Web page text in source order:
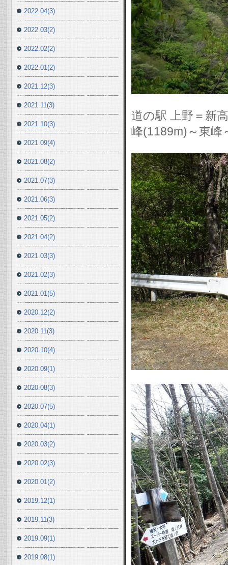
道の駅 上野＝新
峰(1189m)～東峰
2022.04(3)
2022.03(2)
2022.02(2)
2022.01(2)
2021.12(3)
2021.11(3)
2021.10(3)
2021.09(4)
2021.08(2)
2021.07(3)
2021.06(3)
2021.05(2)
2021.04(2)
2021.03(3)
2021.02(3)
2021.01(5)
2020.12(2)
2020.11(3)
2020.10(4)
2020.09(1)
2020.08(3)
2020.07(5)
2020.04(1)
2020.03(2)
2020.02(3)
2020.01(2)
2019.12(1)
2019.11(3)
2019.09(1)
2019.08(1)